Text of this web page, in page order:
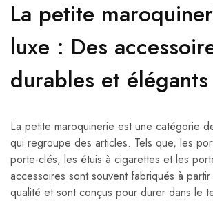
La petite
luxe : Des
durables et élégants
La petite maroquinerie est une catégorie
qui regroupe des articles. Tels que, les
porte-clés, les étuis à cigarettes et les
accessoires sont souvent fabriqués à
qualité et sont conçus pour durer dans le